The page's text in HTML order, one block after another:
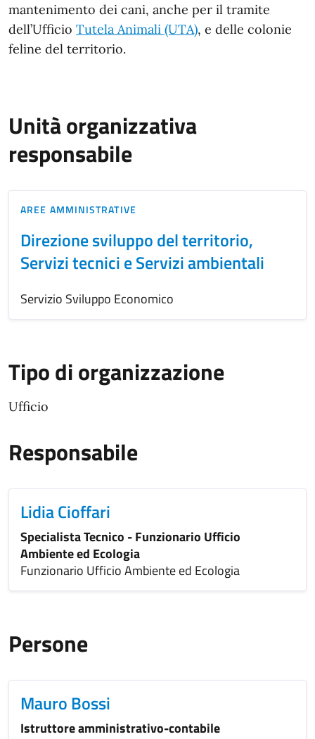
mantenimento dei cani, anche per il tramite
dell’Ufficio Tutela Animali (UTA), e delle colonie
feline del territorio.
Unità organizzativa
responsabile
AREE AMMINISTRATIVE
Direzione sviluppo del territorio,
Servizi tecnici e Servizi ambientali
Servizio Sviluppo Economico
Tipo di organizzazione
Ufficio
Responsabile
Lidia Cioffari
Specialista Tecnico - Funzionario Ufficio
Ambiente ed Ecologia
Funzionario Ufficio Ambiente ed Ecologia
Persone
Mauro Bossi
Istruttore amministrativo-contabile